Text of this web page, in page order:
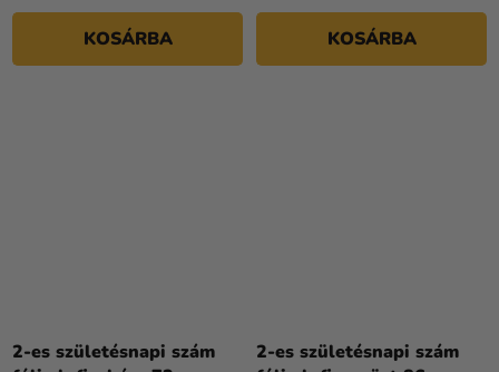
KOSÁRBA KOSÁRBA
2-es születésnapi szám
2-es születésnapi szám